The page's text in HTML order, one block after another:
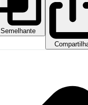
Semelhante